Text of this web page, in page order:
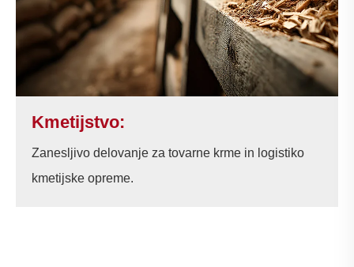
Kmetijstvo:
Zanesljivo delovanje za tovarne krme in logistiko
kmetijske opreme.